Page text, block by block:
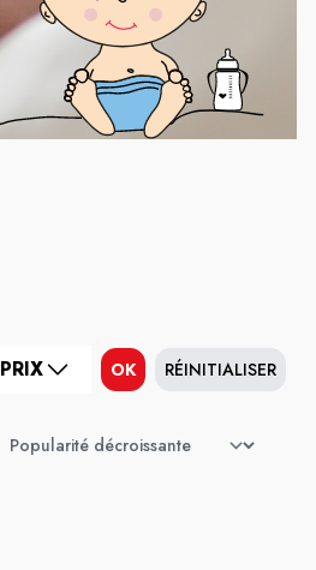
PRIX OK RÉINITIALISER